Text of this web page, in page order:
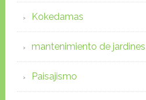
Kokedamas
mantenimiento de jardines
Paisajismo